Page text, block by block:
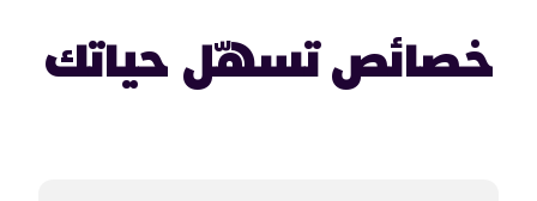
خصائص تسهّل حياتك